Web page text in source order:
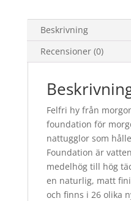
Beskrivning
Recensioner (0)
Felfri hy från
foundation för
nattugglor som
Foundation är
medelhög till hög
en naturlig, matt
och finns i 26 olika